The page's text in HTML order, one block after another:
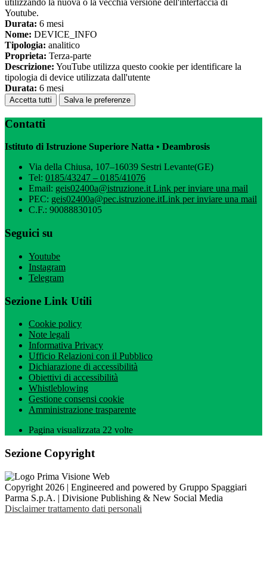
utilizzando la nuova o la vecchia versione dell'interfaccia di
Youtube.
Durata: 6 mesi
Nome: DEVICE_INFO
Tipologia: analitico
Proprieta: Terza-parte
Descrizione: YouTube utilizza questo cookie per identificare la
tipologia di device utilizzata dall'utente
Durata: 6 mesi
Accetta tutti Salva le preferenze
Contatti
Istituto di Istruzione Superiore Natta • Deambrosis
Via della Chiusa, 107–16039 Sestri Levante(GE)
Tel: 0185/43247 – 0185/41076
Email: geis02400a@istruzione.itLink per inviare una mail
PEC: geis02400a@pec.istruzione.itLink per inviare una mail
C.F.: 90088830105
Seguici su
Youtube
Instagram
Telegram
Sezione Link Utili
Cookie policy
Note legali
Informativa Privacy
Ufficio Relazioni con il Pubblico
Dichiarazione di accessibilità
Obiettivi di accessibilità
Whistleblowing
Gestione consensi cookie
Amministrazione trasparente
Pagina visualizzata 22 volte
Sezione Copyright
Copyright 2026 | Engineered and powered by Gruppo Spaggiari
Parma S.p.A. | Divisione Publishing & New Social Media
Disclaimer trattamento dati personali